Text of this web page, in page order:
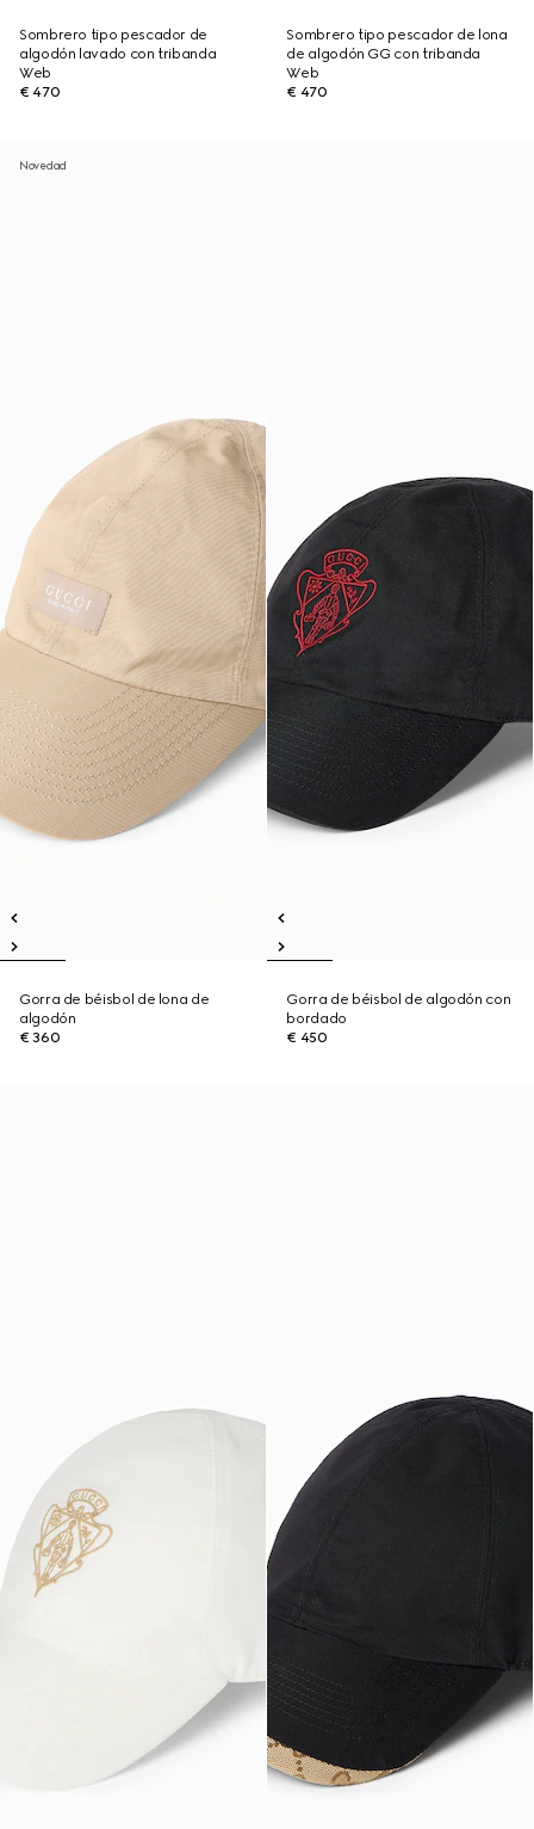
Sombrero tipo pescador de
algodón lavado con tribanda
Web
€ 470
Sombrero tipo pescador de lona
de algodón GG con tribanda
Web
€ 470
Novedad
Gorra de béisbol de lona de
algodón
€ 360
Gorra de béisbol de algodón con
bordado
€ 450